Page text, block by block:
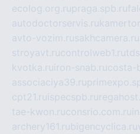
ecolog.org.rupraga.spb.ru
autodoctorservis.ru
avto-vozim.rusakhcamera.ru
stroyavt.rucontrolweb1.ru
kvotka.ru iron-snab.rucosta-
associaciya39.ru
cpt21.ru ispecspb.ru
tae-kwon.ruconsrio.com.ru
archery161.rubigencyclica.ru